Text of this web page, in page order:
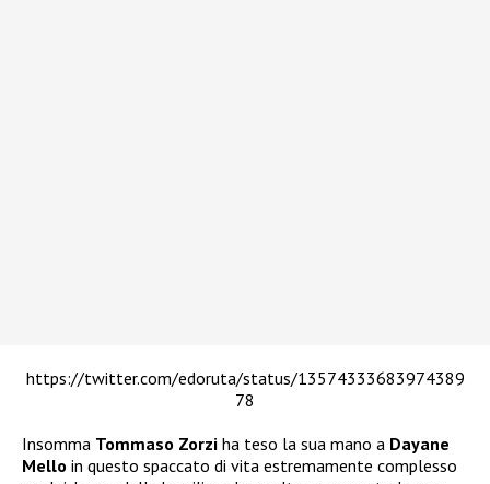
https://twitter.com/edoruta/status/13574333683974389
78
Insomma Tommaso Zorzi ha teso la sua mano a Dayane
Mello in questo spaccato di vita estremamente complesso